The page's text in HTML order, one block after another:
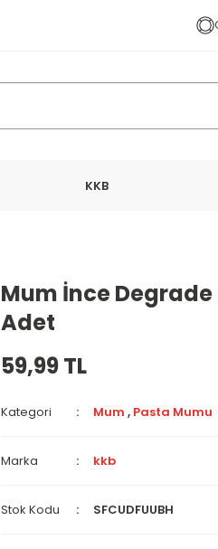
KKB
Mum İnce Degrade
Adet
59,99 TL
Kategori Mum , Pasta Mumu
Marka kkb
Stok Kodu SFCUDFUUBH